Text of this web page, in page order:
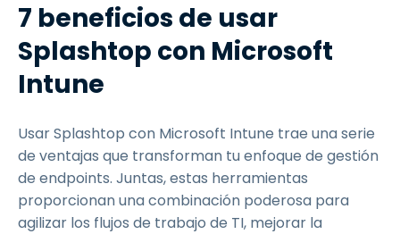
7 beneficios de usar
Splashtop con Microsoft
Intune
Usar Splashtop con Microsoft Intune trae una serie
de ventajas que transforman tu enfoque de gestión
de endpoints. Juntas, estas herramientas
proporcionan una combinación poderosa para
agilizar los flujos de trabajo de TI, mejorar la